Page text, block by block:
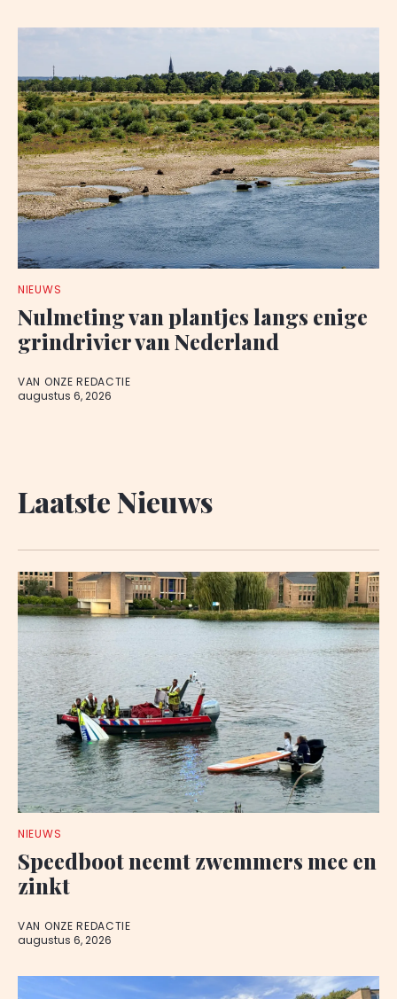
NIEUWS
Nulmeting van plantjes langs enige
grindrivier van Nederland
VAN ONZE REDACTIE
augustus 6, 2026
Laatste Nieuws
NIEUWS
Speedboot neemt zwemmers mee en
zinkt
VAN ONZE REDACTIE
augustus 6, 2026